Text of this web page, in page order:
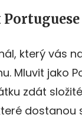
který vás
Mluvit jako
zdát
dostanou